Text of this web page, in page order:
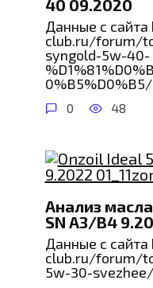
40 09.2020
Данные с
club.ru/forum/
syngold-5w-40-
0%B5%D0%B5/
0 48
Анализ
SN A3/B4
Данные с
club.ru/forum/
5w-30-svezhee/